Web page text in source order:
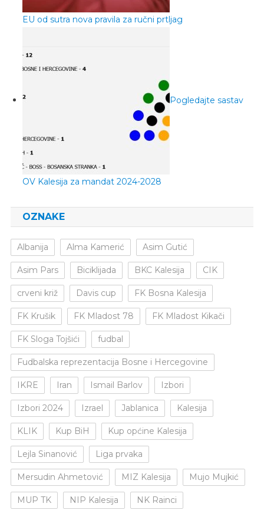
EU od sutra nova pravila za ručni prtljag
Pogledajte sastav
OV Kalesija za mandat 2024-2028
OZNAKE
Albanija Alma Kamerić Asim Gutić
Asim Pars Biciklijada BKC Kalesija CIK
crveni križ Davis cup FK Bosna Kalesija
FK Krušik FK Mladost 78 FK Mladost Kikači
FK Sloga Tojšići fudbal
Fudbalska reprezentacija Bosne i Hercegovine
IKRE Iran Ismail Barlov Izbori
Izbori 2024 Izrael Jablanica Kalesija
KLIK Kup BiH Kup općine Kalesija
Lejla Sinanović Liga prvaka
Mersudin Ahmetović MIZ Kalesija Mujo Mujkić
MUP TK NIP Kalesija NK Rainci